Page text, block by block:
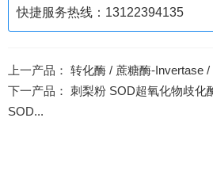
快捷服务热线：13122394135
上一产品： 转化酶 / 蔗糖酶-Invertase
下一产品： 刺梨粉 SOD超氧化物歧化
SOD...